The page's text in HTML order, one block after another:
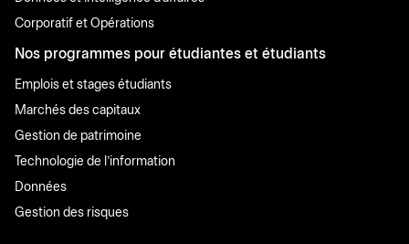
Corporatif et Opérations
Nos programmes pour étudiantes et étudiants
Emplois et stages étudiants
Marchés des capitaux
Gestion de patrimoine
Technologie de l'information
Données
Gestion des risques